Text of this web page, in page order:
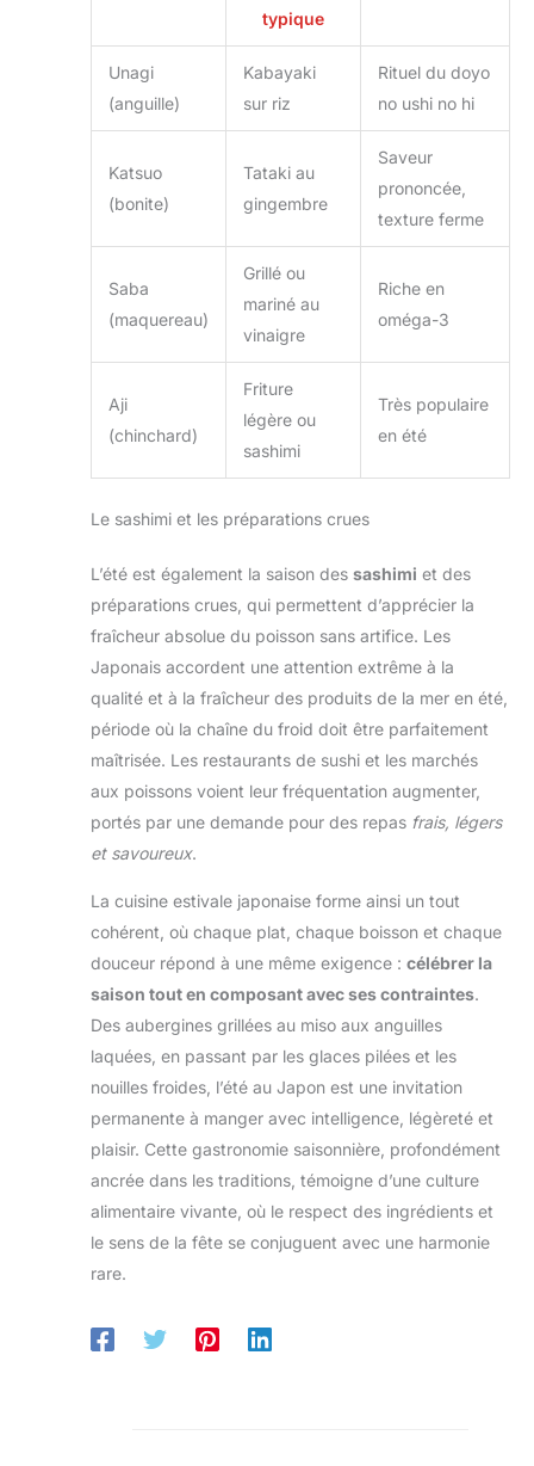
typique
Unagi
(anguille)
Kabayaki
sur riz
Rituel du doyo
no ushi no hi
Katsuo
(bonite)
Tataki au
gingembre
Saveur
prononcée,
texture ferme
Saba
(maquereau)
Grillé ou
mariné au
vinaigre
Riche en
oméga-3
Aji
(chinchard)
Friture
légère ou
sashimi
Très populaire
en été
Le sashimi et les préparations crues
L’été est également la saison des sashimi et des
préparations crues, qui permettent d’apprécier la
fraîcheur absolue du poisson sans artifice. Les
Japonais accordent une attention extrême à la
qualité et à la fraîcheur des produits de la mer en été,
période où la chaîne du froid doit être parfaitement
maîtrisée. Les restaurants de sushi et les marchés
aux poissons voient leur fréquentation augmenter,
portés par une demande pour des repas frais, légers
et savoureux.
La cuisine estivale japonaise forme ainsi un tout
cohérent, où chaque plat, chaque boisson et chaque
douceur répond à une même exigence : célébrer la
saison tout en composant avec ses contraintes.
Des aubergines grillées au miso aux anguilles
laquées, en passant par les glaces pilées et les
nouilles froides, l’été au Japon est une invitation
permanente à manger avec intelligence, légèreté et
plaisir. Cette gastronomie saisonnière, profondément
ancrée dans les traditions, témoigne d’une culture
alimentaire vivante, où le respect des ingrédients et
le sens de la fête se conjuguent avec une harmonie
rare.